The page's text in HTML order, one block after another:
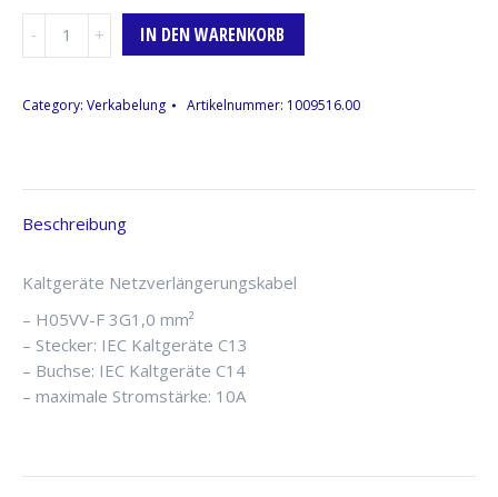
(m/f),
IN DEN WARENKORB
Category: Verkabelung Artikelnummer: 1009516.00
Beschreibung
Kaltgeräte Netzverlängerungskabel
– H05VV-F 3G1,0 mm²
– Stecker: IEC Kaltgeräte C13
– Buchse: IEC Kaltgeräte C14
– maximale Stromstärke: 10A